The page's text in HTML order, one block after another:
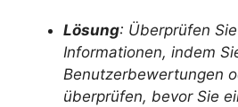
Lösung: Überprüfen
Informationen, indem
Benutzerbewertungen
überprüfen, bevor Sie